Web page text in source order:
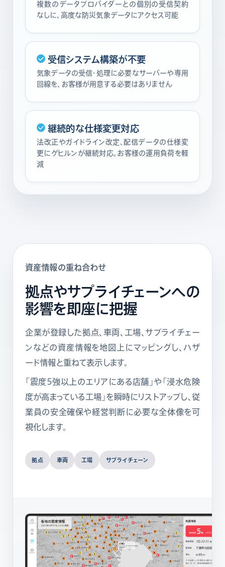
複数のデータプロバイダーとの個別の受信契約
なしに、高度な防災気象データにアクセス可能
受信システム構築が不要
気象データの受信・処理に必要なサーバーや専用
回線を、お客様が用意する必要はありません
継続的な仕様変更対応
法改正やガイドライン改定、配信データの仕様変
更にゲヒルンが継続対応。お客様の運用負荷を軽
減
資産情報の重ね合わせ
拠点やサプライチェーンへの
影響を即座に把握
企業が登録した拠点、車両、工場、サプライチェー
ンなどの資産情報を地図上にマッピングし、ハザ
ード情報と重ねて表示します。
「震度5強以上のエリアにある店舗」や「浸水危険
度が高まっている工場」を瞬時にリストアップし、従
業員の安全確保や経営判断に必要な全体像を可
視化します。
拠点 車両 工場 サプライチェーン